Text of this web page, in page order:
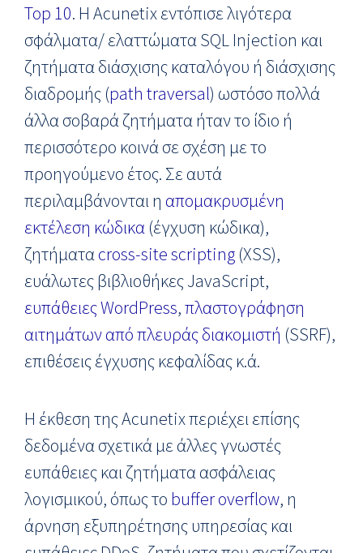
Top 10. Η Acunetix εντόπισε λιγότερα
σφάλματα/ ελαττώματα SQL Injection και
ζητήματα διάσχισης καταλόγου ή διάσχισης
διαδρομής (path traversal) ωστόσο πολλά
άλλα σοβαρά ζητήματα ήταν το ίδιο ή
περισσότερο κοινά σε σχέση με το
προηγούμενο έτος. Σε αυτά
περιλαμβάνονται η απομακρυσμένη
εκτέλεση κώδικα (έγχυση κώδικα),
ζητήματα cross-site scripting (XSS),
ευάλωτες βιβλιοθήκες JavaScript,
ευπάθειες WordPress,πλαστογράφηση
αιτημάτων από πλευράς διακομιστή (SSRF),
επιθέσεις έγχυσης κεφαλίδας κ.ά.
Η έκθεση της Acunetix περιέχει επίσης
δεδομένα σχετικά με άλλες γνωστές
ευπάθειες και ζητήματα ασφάλειας
λογισμικού, όπως το buffer overflow, η
άρνηση εξυπηρέτησης υπηρεσίας και